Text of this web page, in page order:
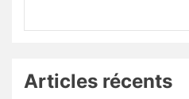
Articles récents